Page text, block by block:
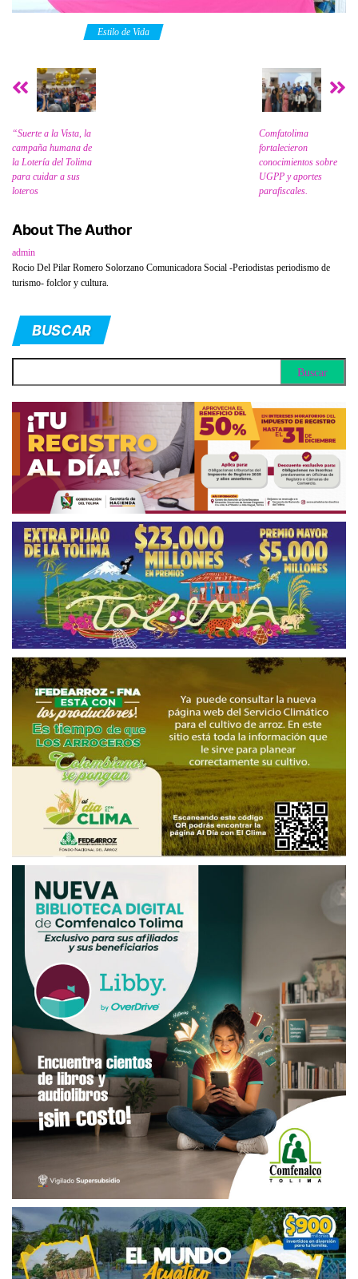
Estilo de Vida
“Suerte a la Vista, la
campaña humana de
la Lotería del Tolima
para cuidar a sus
loteros
Comfatolima
fortalecieron
conocimientos sobre
UGPP y aportes
parafiscales.
About The Author
admin
Rocio Del Pilar Romero Solorzano Comunicadora Social -Periodistas periodismo de
turismo- folclor y cultura.
BUSCAR